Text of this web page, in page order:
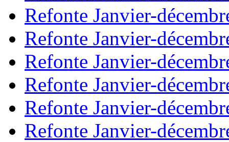
Refonte Janvier-
Refonte Janvier-
Refonte Janvier-
Refonte Janvier-
Refonte Janvier-
Refonte Janvier-